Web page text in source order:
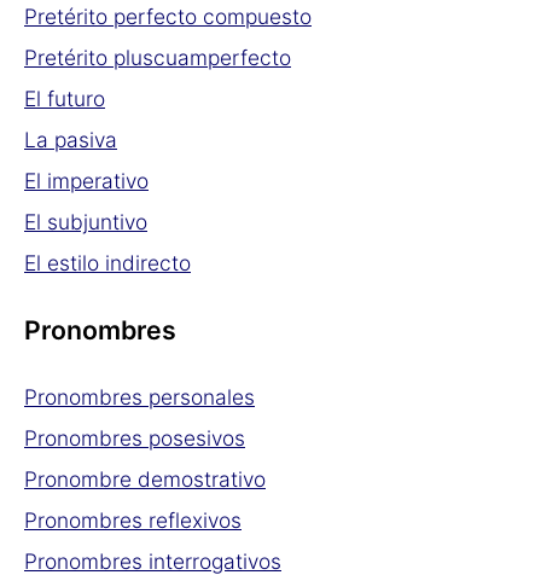
Pretérito perfecto compuesto
Pretérito pluscuamperfecto
El futuro
La pasiva
El imperativo
El subjuntivo
El estilo indirecto
Pronombres
Pronombres personales
Pronombres posesivos
Pronombre demostrativo
Pronombres reflexivos
Pronombres interrogativos